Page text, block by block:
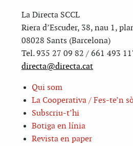
La Directa SCCL
Riera d’Escuder, 38, nau 1,
08028 Sants (Barcelona)
Tel. 935 27 09 82 / 661 493
directa@directa.cat
Qui som
La Cooperativa / Fes-te’n
Subscriu-t’hi
Botiga en línia
Revista en paper